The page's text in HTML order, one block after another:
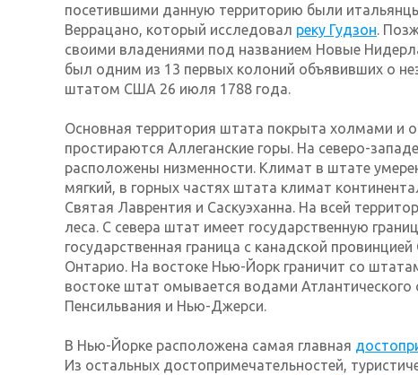
посетившими данную территорию были
Веррацано, который исследовал реку Гудзон.
своими владениями под названием Новые
был одним из 13 первых колоний объявивших о
штатом США 26 июля 1788 года.
Основная территория штата покрыта холмами и
простираются Аллеганские горы. На северо-
расположены низменности. Климат в штате
мягкий, в горных частях штата климат
Святая Лаврентия и Саскуэханна. На всей
леса. С севера штат имеет государственную
государственная граница с канадской
Онтарио. На востоке Нью-Йорк граничит со
востоке штат омывается водами
Пенсильвания и Нью-Джерси.
В Нью-Йорке расположена самая главная
Из остальных достопримечательностей,